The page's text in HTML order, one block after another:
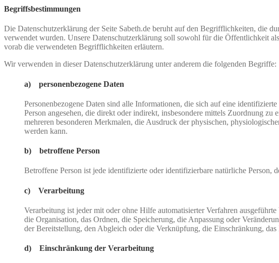
Begriffsbestimmungen
Die Datenschutzerklärung der Seite Sabeth.de beruht auf den Begrifflichkeiten, die
verwendet wurden. Unsere Datenschutzerklärung soll sowohl für die Öffentlichkeit
vorab die verwendeten Begrifflichkeiten erläutern.
Wir verwenden in dieser Datenschutzerklärung unter anderem die folgenden Begriffe:
a) personenbezogene Daten
Personenbezogene Daten sind alle Informationen, die sich auf eine
Person angesehen, die direkt oder indirekt, insbesondere mittels Zuordnung
mehreren besonderen Merkmalen, die Ausdruck der physischen,
werden kann.
b) betroffene Person
Betroffene Person ist jede identifizierte oder identifizierbare natürliche Person,
c) Verarbeitung
Verarbeitung ist jeder mit oder ohne Hilfe automatisierter Verfahren
die Organisation, das Ordnen, die Speicherung, die Anpassung oder
der Bereitstellung, den Abgleich oder die Verknüpfung, die Einschränkung,
d) Einschränkung der Verarbeitung